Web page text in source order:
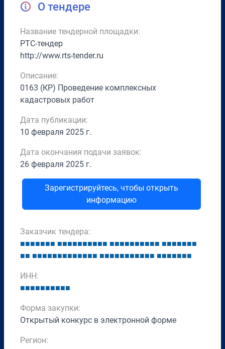
О тендере
Название тендерной площадки:
РТС-тендер
http://www.rts-tender.ru
Описание:
0163 (КР) Проведение комплексных
кадастровых работ
Дата публикации:
10 февраля 2025 г.
Дата окончания подачи заявок:
26 февраля 2025 г.
Зарегистрируйтесь, чтобы открыть
информацию
Заказчик тендера:
■■■■■■■ ■■■■■■■■■■ ■■■■■■■■■■ ■■■■■■■
■■ ■■■■■■■■■■■■■ ■■■■■■■■■■■ ■■■■■■■
ИНН:
■■■■■■■■■■
Форма закупки:
Открытый конкурс в электронной форме
Регион: